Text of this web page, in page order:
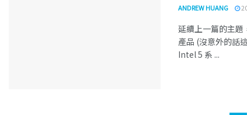
ANDREW HUANG
延續上一篇的主
產品 (沒意外的話
Intel 5 系 ...